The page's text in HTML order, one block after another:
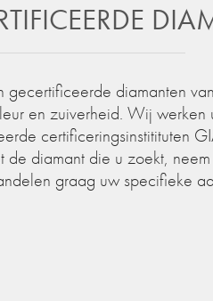
gecertificeerde diamanten
en zuiverheid. Wij werken
certificeringsinstitituten
de diamant die u zoekt,
graag uw specifieke